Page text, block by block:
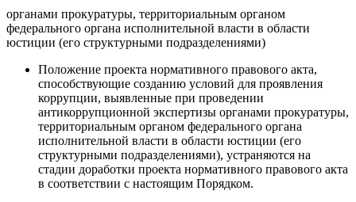
органами прокуратуры, территориальным органом
федерального органа исполнительной власти в области
юстиции (его структурными подразделениями)
Положение проекта нормативного правового акта,
способствующие созданию условий для проявления
коррупции, выявленные при проведении
антикоррупционной экспертизы органами прокуратуры,
территориальным органом федерального органа
исполнительной власти в области юстиции (его
структурными подразделениями), устраняются на
стадии доработки проекта нормативного правового акта
в соответствии с настоящим Порядком.